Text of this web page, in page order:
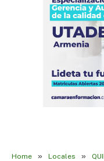
Home » Locales »